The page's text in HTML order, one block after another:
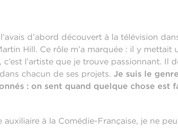
d’abord découvert à la télévision
Hill. Ce rôle m’a marquée : il y mettait
l’artiste que je trouve passionnant. Il
chacun de ses projets. Je suis le
: on sent quand quelque chose est
à la Comédie-Française, je ne